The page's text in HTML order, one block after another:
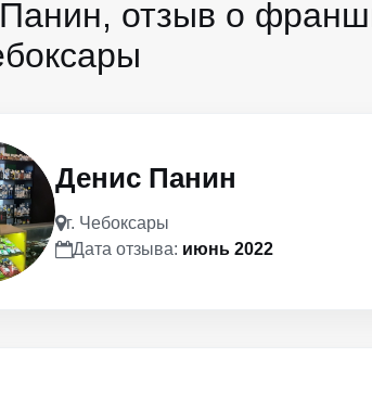
отзыв о
Денис Панин
г. Чебоксары
Дата отзыва: июнь 2022